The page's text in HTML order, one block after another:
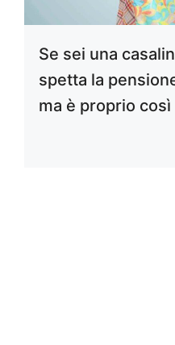
Se sei una
spetta la
ma è proprio così